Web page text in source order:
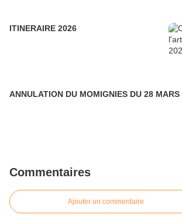
ITINERAIRE 2026
ANNULATION DU MOMIGNIES DU 28 MARS
Commentaires
Ajouter un commentaire